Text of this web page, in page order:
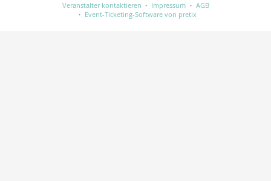
Veranstalter kontaktieren Impressum
AGB
Event-Ticketing-Software von pretix